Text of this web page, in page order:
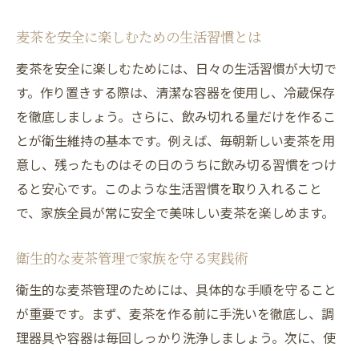
麦茶を安全に楽しむための生活習慣とは
麦茶を安全に楽しむためには、日々の生活習慣が大切で
す。作り置きする際は、清潔な容器を使用し、冷蔵保存
を徹底しましょう。さらに、飲み切れる量だけを作るこ
とが衛生維持の基本です。例えば、毎朝新しい麦茶を用
意し、残ったものはその日のうちに飲み切る習慣をつけ
ると安心です。このような生活習慣を取り入れること
で、家族全員が常に安全で美味しい麦茶を楽しめます。
衛生的な麦茶管理で家族を守る実践術
衛生的な麦茶管理のためには、具体的な手順を守ること
が重要です。まず、麦茶を作る前に手洗いを徹底し、調
理器具や容器は毎回しっかり洗浄しましょう。次に、使